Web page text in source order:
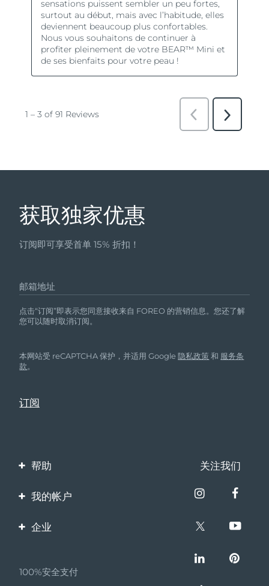
获取独家优惠
订阅即可享受首单 15% 折扣！
邮箱地址
点击“订阅”即表示您同意接收来自 FOREO 的营销信息。您还了解
您可以随时取消订阅。
本网站受 reCAPTCHA 保护，并适用 Google隐私政策 和 服务条
款。
帮助
联系我们
保修与退换货
关注我们
我的帐户
产品注册
企业
伙伴计划
100%安全支付